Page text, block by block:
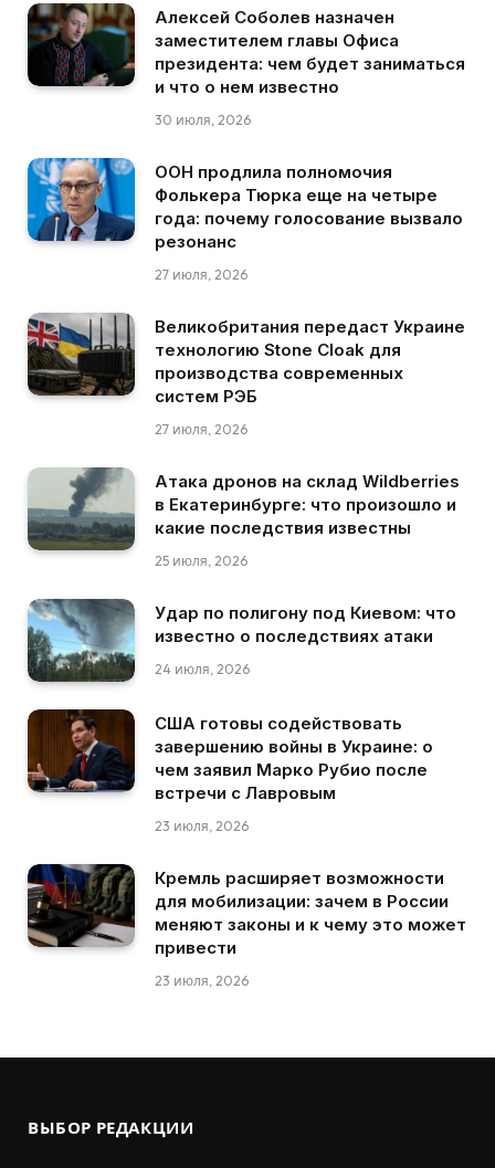
Алексей Соболев назначен
заместителем главы Офиса
президента: чем будет заниматься
и что о нем известно
30 июля, 2026
ООН продлила полномочия
Фолькера Тюрка еще на четыре
года: почему голосование вызвало
резонанс
27 июля, 2026
Великобритания передаст Украине
технологию Stone Cloak для
производства современных
систем РЭБ
27 июля, 2026
Атака дронов на склад Wildberries
в Екатеринбурге: что произошло и
какие последствия известны
25 июля, 2026
Удар по полигону под Киевом: что
известно о последствиях атаки
24 июля, 2026
США готовы содействовать
завершению войны в Украине: о
чем заявил Марко Рубио после
встречи с Лавровым
23 июля, 2026
Кремль расширяет возможности
для мобилизации: зачем в России
меняют законы и к чему это может
привести
23 июля, 2026
ВЫБОР РЕДАКЦИИ